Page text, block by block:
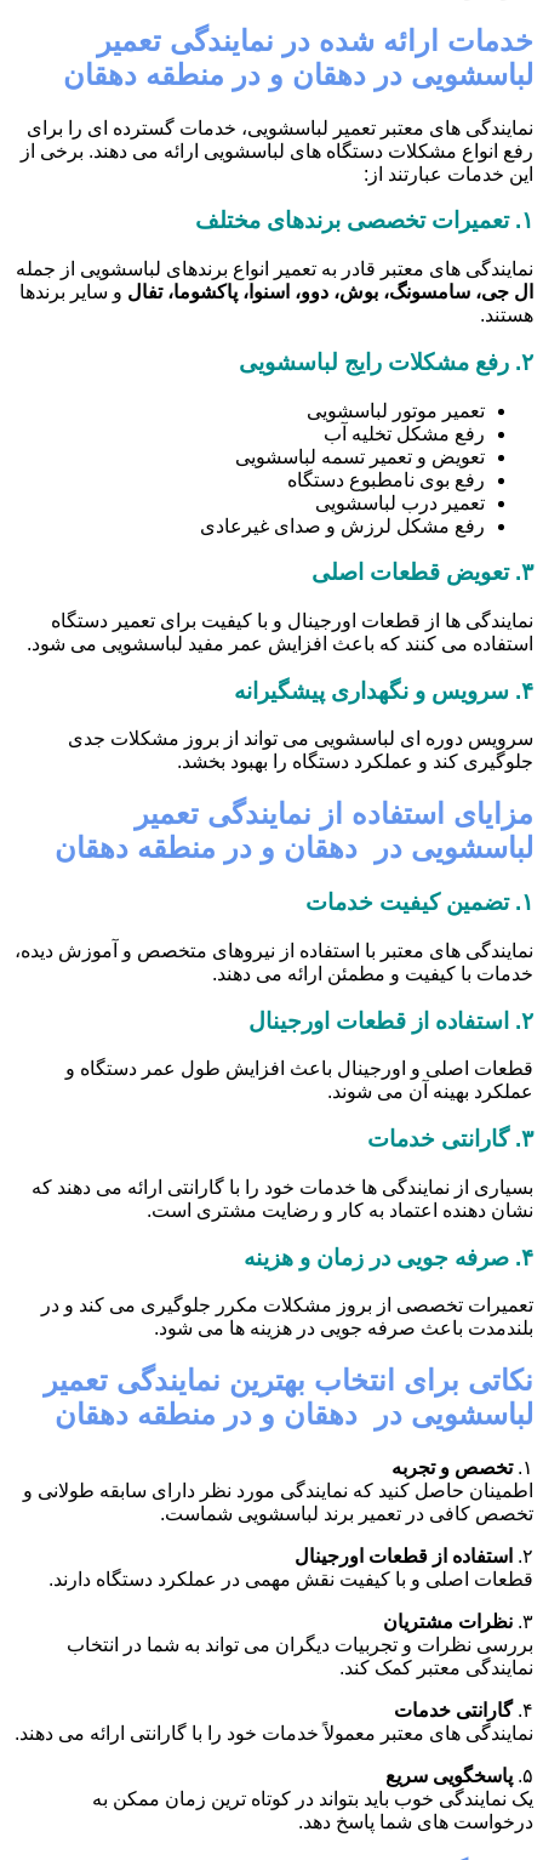
خدمات ارائه شده در نمایندگی تعمیر
لباسشویی در دهقان و در منطقه دهقان
نمایندگی های معتبر تعمیر لباسشویی، خدمات گسترده ای را برای
رفع انواع مشکلات دستگاه های لباسشویی ارائه می دهند. برخی از
این خدمات عبارتند از:
۱. تعمیرات تخصصی برندهای مختلف
نمایندگی های معتبر قادر به تعمیر انواع برندهای لباسشویی از جمله
ال جی، سامسونگ، بوش، دوو، اسنوا، پاکشوما، تفال و سایر برندها
هستند.
۲. رفع مشکلات رایج لباسشویی
تعمیر موتور لباسشویی
رفع مشکل تخلیه آب
تعویض و تعمیر تسمه لباسشویی
رفع بوی نامطبوع دستگاه
تعمیر درب لباسشویی
رفع مشکل لرزش و صدای غیرعادی
۳. تعویض قطعات اصلی
نمایندگی ها از قطعات اورجینال و با کیفیت برای تعمیر دستگاه
استفاده می کنند که باعث افزایش عمر مفید لباسشویی می شود.
۴. سرویس و نگهداری پیشگیرانه
سرویس دوره ای لباسشویی می تواند از بروز مشکلات جدی
جلوگیری کند و عملکرد دستگاه را بهبود بخشد.
مزایای استفاده از نمایندگی تعمیر
لباسشویی در دهقان و در منطقه دهقان
۱. تضمین کیفیت خدمات
نمایندگی های معتبر با استفاده از نیروهای متخصص و آموزش دیده،
خدمات با کیفیت و مطمئن ارائه می دهند.
۲. استفاده از قطعات اورجینال
قطعات اصلی و اورجینال باعث افزایش طول عمر دستگاه و
عملکرد بهینه آن می شوند.
۳. گارانتی خدمات
بسیاری از نمایندگی ها خدمات خود را با گارانتی ارائه می دهند که
نشان دهنده اعتماد به کار و رضایت مشتری است.
۴. صرفه جویی در زمان و هزینه
تعمیرات تخصصی از بروز مشکلات مکرر جلوگیری می کند و در
بلندمدت باعث صرفه جویی در هزینه ها می شود.
نکاتی برای انتخاب بهترین نمایندگی تعمیر
لباسشویی در دهقان و در منطقه دهقان
۱. تخصص و تجربه
اطمینان حاصل کنید که نمایندگی مورد نظر دارای سابقه طولانی و
تخصص کافی در تعمیر برند لباسشویی شماست.
۲.
استفاده از قطعات اورجینال
قطعات اصلی و با کیفیت نقش مهمی در عملکرد دستگاه دارند.
۳. نظرات مشتریان
بررسی نظرات و تجربیات دیگران می تواند به شما در انتخاب
نمایندگی معتبر کمک کند.
۴. گارانتی خدمات
نمایندگی های معتبر معمولاً خدمات خود را با گارانتی ارائه می دهند.
۵. پاسخگویی سریع
یک نمایندگی خوب باید بتواند در کوتاه ترین زمان ممکن به
درخواست های شما پاسخ دهد.